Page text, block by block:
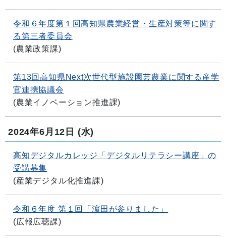
令和６年度第１回高知県農業経営・生産対策等に関す
る第三者委員会
(農業政策課)
第13回高知県Next次世代型施設園芸農業に関する産学
官連携協議会
(農業イノベーション推進課)
2024年6月12日 (水)
高知デジタルカレッジ「デジタルリテラシー講座」の
受講募集
(産業デジタル化推進課)
令和６年度 第１回「濵田が参りました」
(広報広聴課)